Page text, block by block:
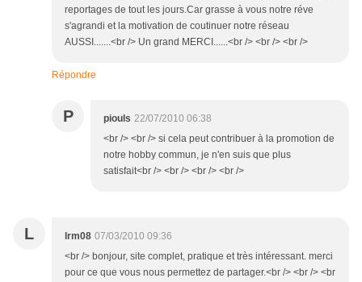
reportages de tout les jours.Car grasse à vous notre réve
s'agrandi et la motivation de coutinuer notre réseau
AUSSI.......<br /> Un grand MERCI......<br /> <br /> <br />
Répondre
P piouls 22/07/2010 06:38
<br /> <br /> si cela peut contribuer à la promotion de
notre hobby commun, je n'en suis que plus
satisfait<br /> <br /> <br /> <br />
L lrm08 07/03/2010 09:36
<br /> bonjour, site complet, pratique et très intéressant. merci
pour ce que vous nous permettez de partager.<br /> <br /> <br